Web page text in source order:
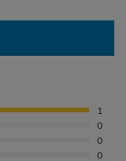
1
0
0
0